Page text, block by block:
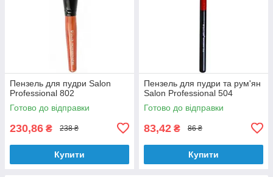
Пензель для пудри Salon
Professional 802
Готово до відправки
230,86 ₴ 238 ₴
Купити
Пензель для пудри та рум'ян
Salon Professional 504
Готово до відправки
83,42 ₴ 86 ₴
Купити